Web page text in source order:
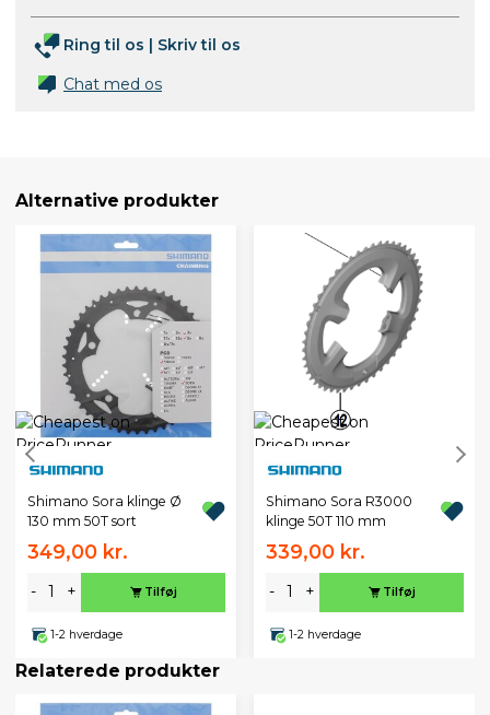
Ring til os | Skriv til os
Chat med os
Alternative produkter
Shimano Sora klinge Ø
130 mm 50T sort
349,00 kr.
- + Tilføj
1-2 hverdage
Shimano Sora R3000
klinge 50T 110 mm
339,00 kr.
- + Tilføj
1-2 hverdage
Relaterede produkter